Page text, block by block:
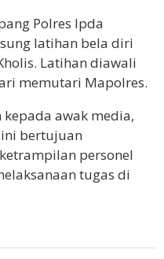
Polres Ipda
latihan bela diri
Latihan diawali
memutari Mapolres.
awak media,
bertujuan
personel
tugas di